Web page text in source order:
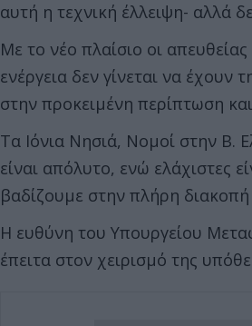
αυτή η τεχνική έλλειψη- αλλά
Με το νέο πλαίσιο οι
ενέργεια δεν γίνεται να
στην προκειμένη περίπτωση
Τα Ιόνια Νησιά, Νομοί στην Β.
είναι απόλυτο, ενώ ελάχιστες
βαδίζουμε στην πλήρη
Η ευθύνη του Υπουργείου
έπειτα στον χειρισμό της